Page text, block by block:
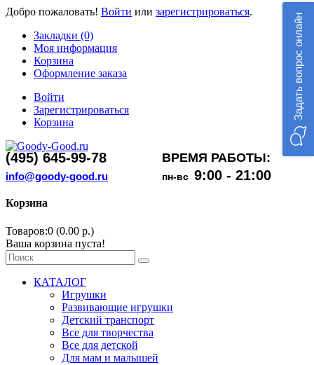
Добро пожаловать! Войти или зарегистрироваться.
Закладки (0)
Моя информация
Корзина
Оформление заказа
Войти
Зарегистрироваться
Корзина
(495) 645-99-78 ВРЕМЯ РАБОТЫ:
info@goody-good.ru пн-вс 9:00 - 21:00
Корзина
Товаров:0 (0.00 р.)
Ваша корзина пуста!
КАТАЛОГ
Игрушки
Развивающие игрушки
Детский транспорт
Все для творчества
Все для детской
Для мам и малышей
Задать вопрос онлайн